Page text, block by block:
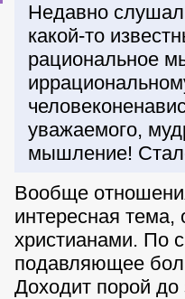
Недавно
какой-то
рациональное
уважаемого,
мышление!
Вообще
интересная
христианами. По
подавляющее
Доходит порой до